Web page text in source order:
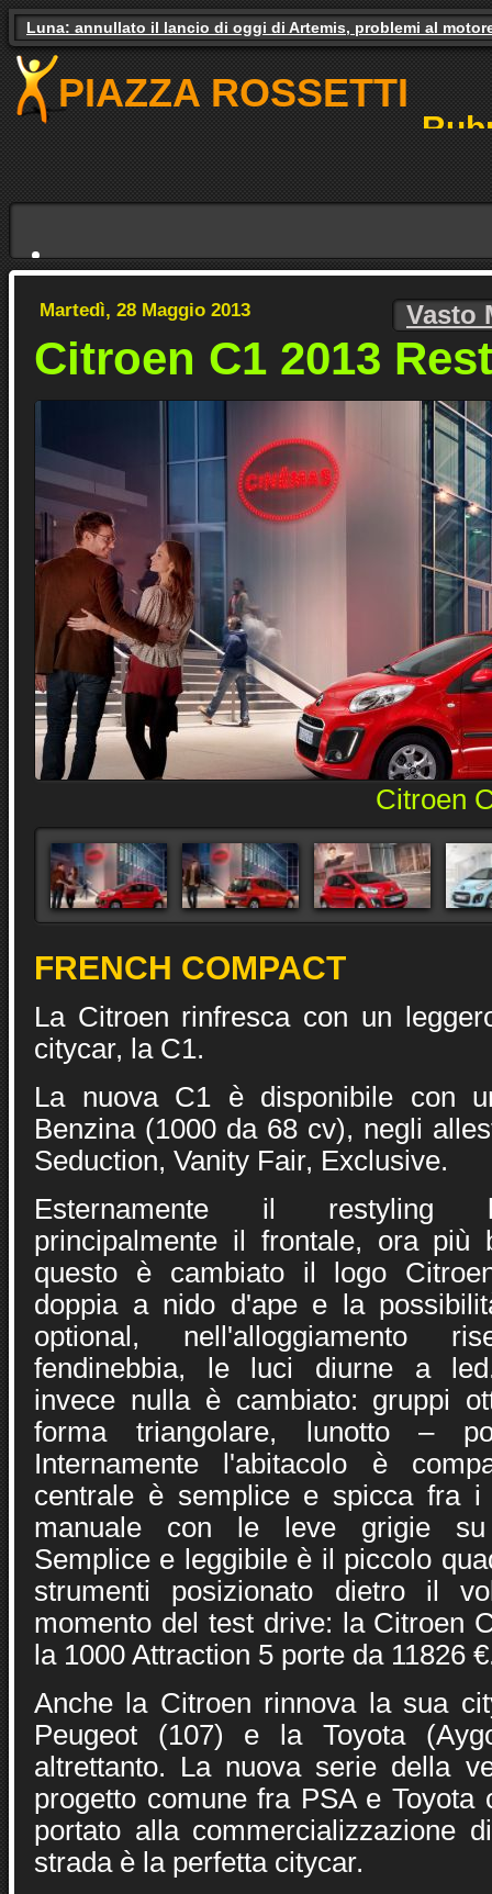
Luna: annullato il lancio di oggi di Artemis, problemi al
Gas e luce, il governo studia gli aiuti. Il pressing dei partiti
PIAZZA ROSSETTI
Martedì, 28 Maggio 2013 Vasto
Citroen C1 2013
Citroen
FRENCH COMPACT
La Citroen rinfresca con un
citycar, la C1.
La nuova C1 è disponibile con
Benzina (1000 da 68 cv), negli
Seduction, Vanity Fair, Exclusive.
Esternamente il restyling
principalmente il frontale, ora più
questo è cambiato il logo
doppia a nido d'ape e la
optional, nell'alloggiamento
fendinebbia, le luci diurne a
invece nulla è cambiato: gruppi
forma triangolare, lunotto –
Internamente l'abitacolo è
centrale è semplice e spicca fra
manuale con le leve grigie su
Semplice e leggibile è il piccolo
strumenti posizionato dietro il
momento del test drive: la Citroen
la 1000 Attraction 5 porte da 11826
Anche la Citroen rinnova la sua
Peugeot (107) e la Toyota
altrettanto. La nuova serie della
progetto comune fra PSA e Toyota
portato alla commercializzazione
strada è la perfetta citycar.